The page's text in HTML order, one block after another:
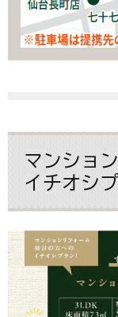
マンショ
イチオシプ